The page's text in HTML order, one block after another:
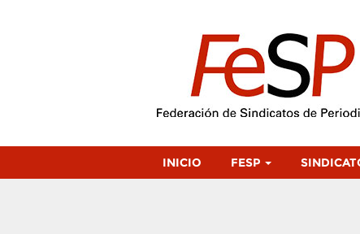
INICIO FESP